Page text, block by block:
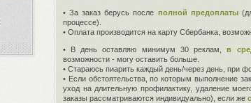
• За заказ берусь после полной предоплаты
процессе).
• Оплата производится на карту Сбербанка,
• В день оставляю минимум 30 реклам,в
возможности - могу оставить больше.
• Стараюсь пиарить каждый день/через день, при
• Если обстоятельства, по которым выполнение
уход на длительную профилактику, удаление
заказы рассматриваются индивидуально), если же